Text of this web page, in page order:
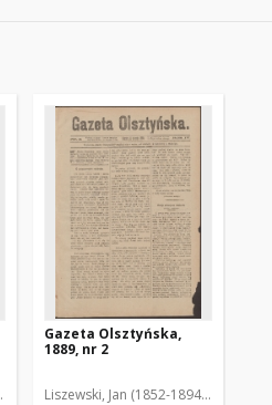
Gazeta Olsztyńska,
1889, nr 2
Liszewski, Jan (1852-1894). Red.